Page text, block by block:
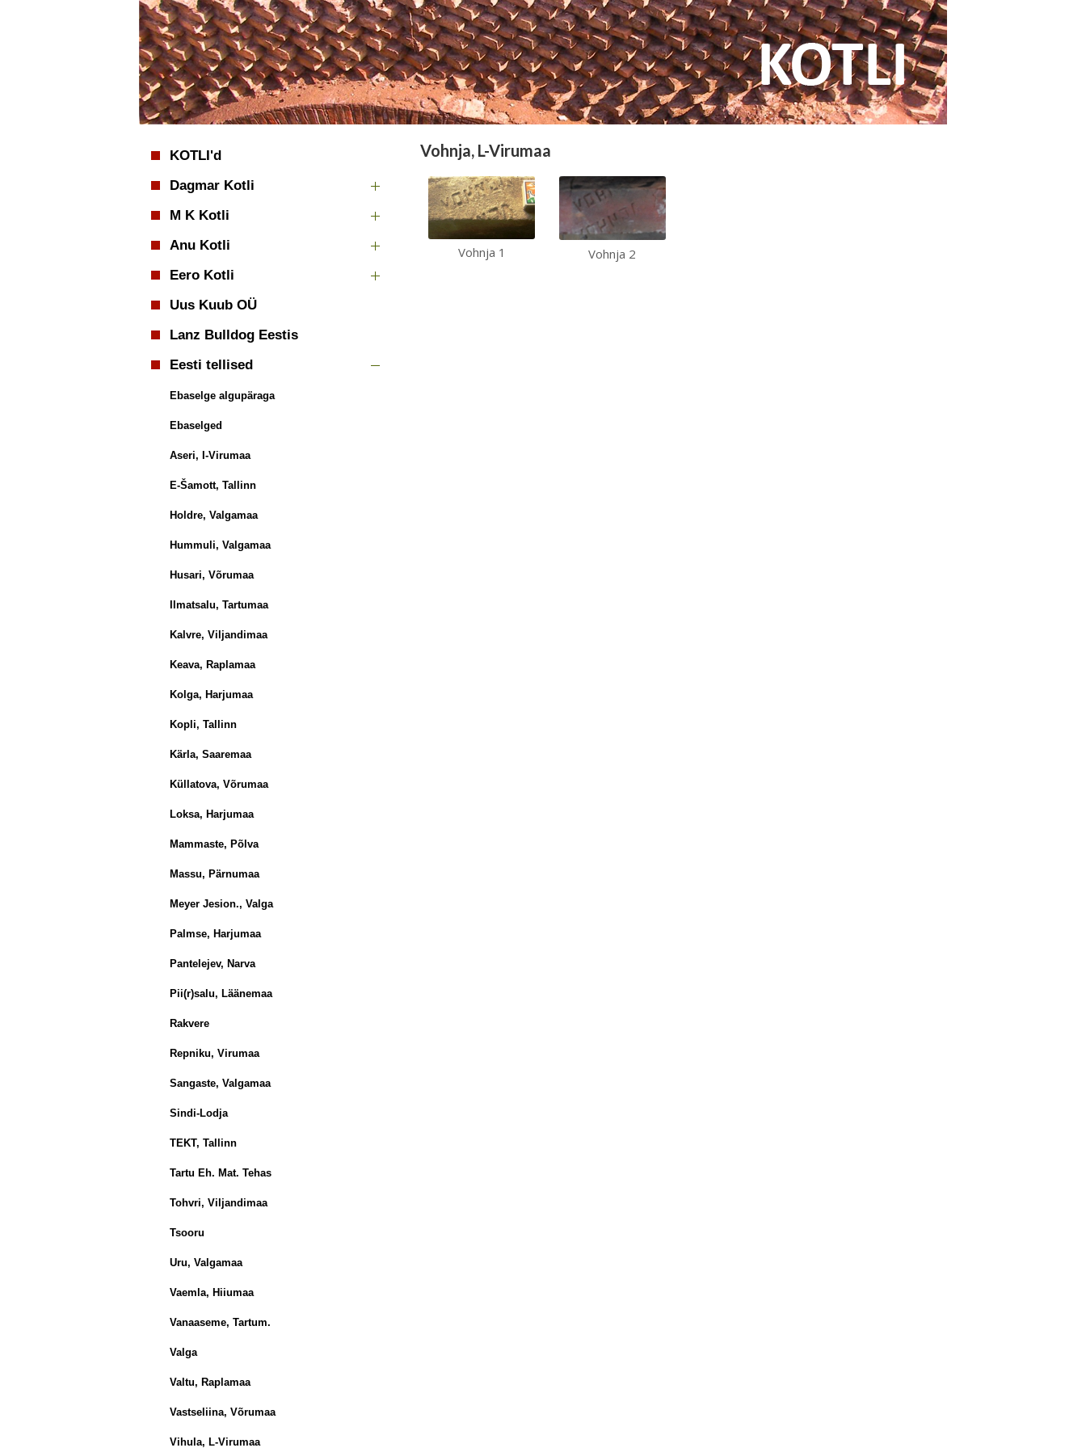
KOTLI'd
Dagmar Kotli
M K Kotli
Anu Kotli
Eero Kotli
Uus Kuub OÜ
Lanz Bulldog Eestis
Eesti tellised
Ebaselge algupäraga
Ebaselged
Aseri, I-Virumaa
E-Šamott, Tallinn
Holdre, Valgamaa
Hummuli, Valgamaa
Husari, Võrumaa
Ilmatsalu, Tartumaa
Kalvre, Viljandimaa
Keava, Raplamaa
Kolga, Harjumaa
Kopli, Tallinn
Kärla, Saaremaa
Küllatova, Võrumaa
Loksa, Harjumaa
Mammaste, Põlva
Massu, Pärnumaa
Meyer Jesion., Valga
Palmse, Harjumaa
Pantelejev, Narva
Pii(r)salu, Läänemaa
Rakvere
Repniku, Virumaa
Sangaste, Valgamaa
Sindi-Lodja
TEKT, Tallinn
Tartu Eh. Mat. Tehas
Tohvri, Viljandimaa
Tsooru
Uru, Valgamaa
Vaemla, Hiiumaa
Vanaaseme, Tartum.
Valga
Valtu, Raplamaa
Vastseliina, Võrumaa
Vihula, L-Virumaa
Vohnja, L-Virumaa
Vohnja 1 Vohnja 2